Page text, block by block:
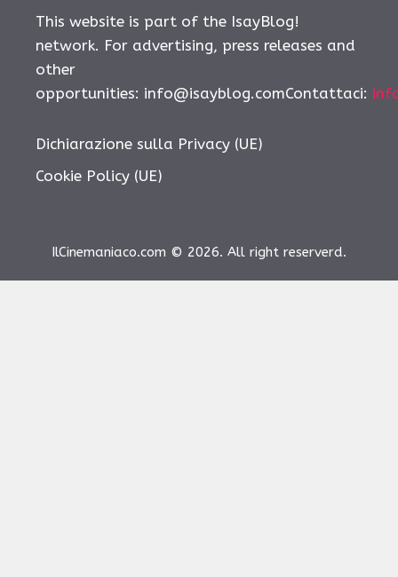
This website is part of the IsayBlog!
network. For advertising, press releases and
other
opportunities: info@isayblog.comContattaci:
Dichiarazione sulla Privacy (UE)
Cookie Policy (UE)
IlCinemaniaco.com © 2026. All right reserverd.